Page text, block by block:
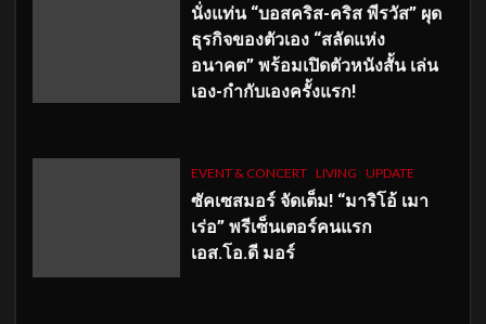
นั่งแท่น “บอสคริส-คริส พีรวัส” ผุด
ธุรกิจของตัวเอง “สลัดแห่ง
อนาคต” พร้อมเปิดตัวหนังสั้น เล่น
เอง-กำกับเองครั้งแรก!
EVENT & CONCERT LIVING UPDATE
ซัคเซสมอร์ จัดเต็ม! “มาริโอ้ เมา
เร่อ” พรีเซ็นเตอร์คนแรก
เอส.โอ.ดี มอร์